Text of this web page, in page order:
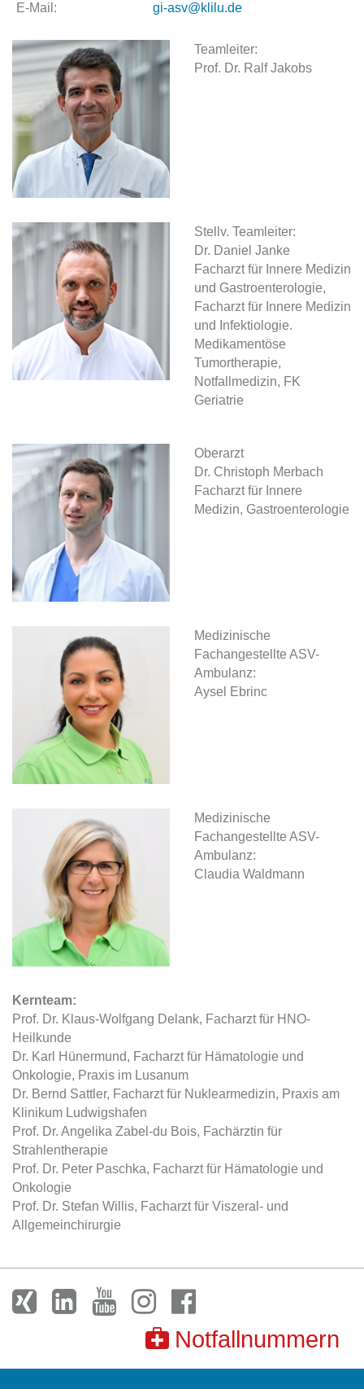
E-Mail:
gi-asv@klilu.de
Teamleiter:
Prof. Dr. Ralf Jakobs
Stellv. Teamleiter:
Dr. Daniel Janke
Facharzt für Innere Medizin
und Gastroenterologie,
Facharzt für Innere Medizin
und Infektiologie.
Medikamentöse
Tumortherapie,
Notfallmedizin, FK
Geriatrie
Oberarzt
Dr. Christoph Merbach
Facharzt für Innere
Medizin, Gastroenterologie
Medizinische
Fachangestellte ASV-
Ambulanz:
Aysel Ebrinc
Medizinische
Fachangestellte ASV-
Ambulanz:
Claudia Waldmann
Kernteam:
Prof. Dr. Klaus-Wolfgang Delank, Facharzt für HNO-
Heilkunde
Dr. Karl Hünermund, Facharzt für Hämatologie und
Onkologie, Praxis im Lusanum
Dr. Bernd Sattler, Facharzt für Nuklearmedizin, Praxis am
Klinikum Ludwigshafen
Prof. Dr. Angelika Zabel-du Bois, Fachärztin für
Strahlentherapie
Prof. Dr. Peter Paschka, Facharzt für Hämatologie und
Onkologie
Prof. Dr. Stefan Willis, Facharzt für Viszeral- und
Allgemeinchirurgie
Notfallnummern